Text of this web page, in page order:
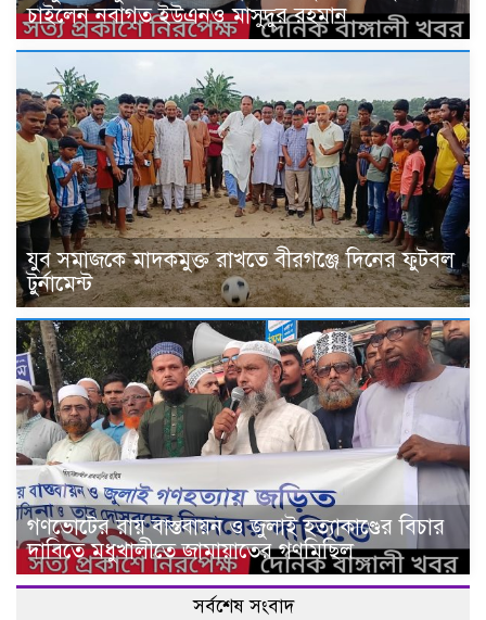
চাইলেন নবাগত ইউএনও মাসুদুর রহমান
যুব সমাজকে মাদকমুক্ত রাখতে বীরগঞ্জে দিনের ফুটবল
টুর্নামেন্ট
গণভোটের রায় বাস্তবায়ন ও জুলাই হত্যাকাণ্ডের বিচার
দাবিতে মধুখালীতে জামায়াতের গণমিছিল
সর্বশেষ সংবাদ